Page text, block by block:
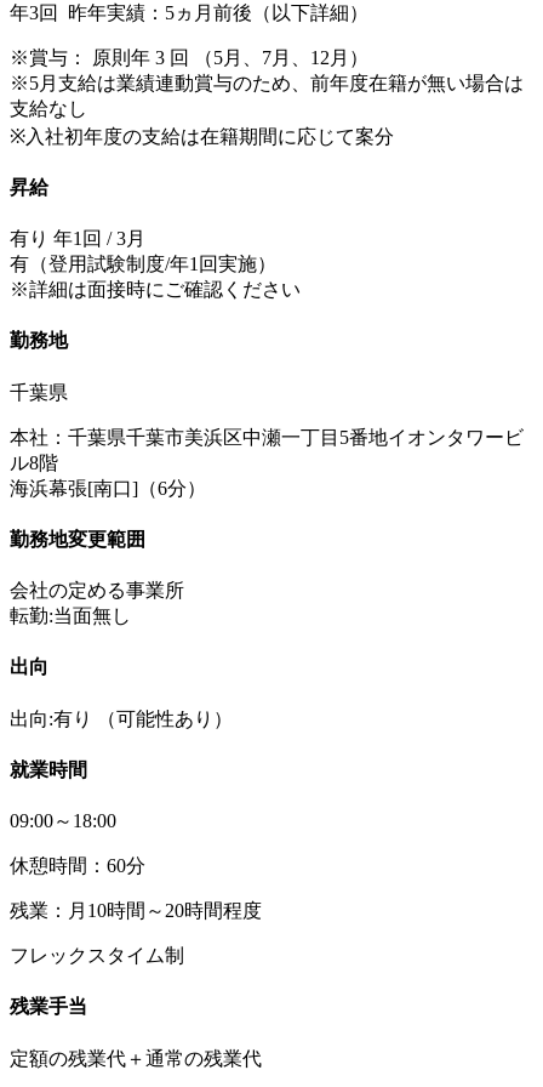
年3回 昨年実績：5ヵ月前後（以下詳細）
※賞与： 原則年 3 回 （5月、7月、12月）
※5月支給は業績連動賞与のため、前年度在籍が無い場合は
支給なし
※入社初年度の支給は在籍期間に応じて案分
昇給
有り 年1回 / 3月
有（登用試験制度/年1回実施）
※詳細は面接時にご確認ください
勤務地
千葉県
本社：千葉県千葉市美浜区中瀬一丁目5番地イオンタワービ
ル8階
海浜幕張[南口]（6分）
勤務地変更範囲
会社の定める事業所
転勤:当面無し
出向
出向:有り （可能性あり）
就業時間
09:00～18:00
休憩時間：60分
残業：月10時間～20時間程度
フレックスタイム制
残業手当
定額の残業代＋通常の残業代